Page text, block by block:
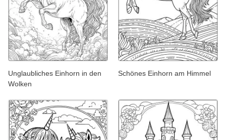
Unglaubliches Einhorn in den
Wolken
Schönes Einhorn am Himmel